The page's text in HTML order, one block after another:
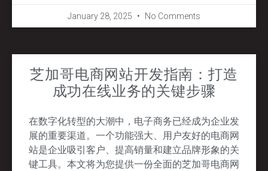
January 28, 2025 No Comments
芝加哥电商网站开发指南：打造
成功在线业务的关键步骤
在数字化转型的大潮中，电子商务已经成为企业发
展的重要渠道。一个功能强大、用户友好的电商网
站是企业吸引客户、提高销量和建立品牌形象的关
键工具。本文将为您提供一份全面的芝加哥电商网